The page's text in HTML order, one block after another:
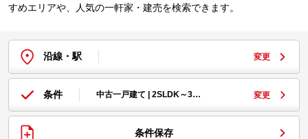
すめエリアや、人気の一軒家・建売を検索できます。
沿線・駅 変更
条件 中古一戸建て | 2SLDK～3… 変更
条件保存